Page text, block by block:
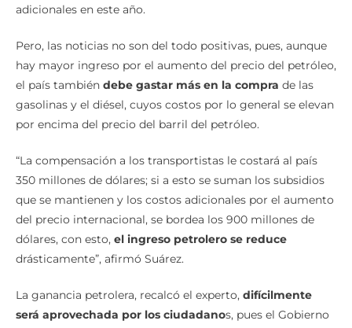
hay mayor ingreso por el aumento del precio del petróleo,
el país tambiéndebe gastar más en la comprade las
gasolinas y el diésel, cuyos costos por lo general se elevan
por encima del precio del barril del petróleo.
350 millones de dólares; si a esto se suman los subsidios
que se mantienen y los costos adicionales por el aumento
del precio internacional, se bordea los 900 millones de
dólares, con esto,el ingreso petrolero se reduce
drásticamente”, afirmó Suárez.
será aprovechada por los ciudadanos, pues el Gobierno
seguramente la empleará para reducir las necesidades de